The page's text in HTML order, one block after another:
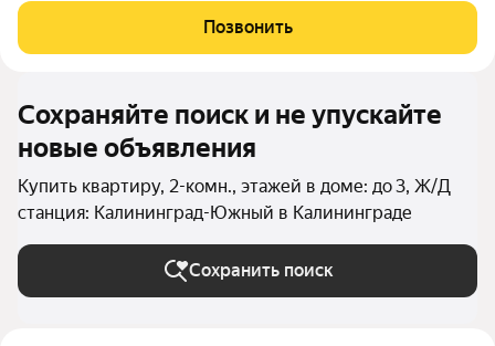
современно? Эта квартира отличный вариант: в ней бережно
сохранена
Позвонить
Сохраняйте поиск и не упускайте
новые объявления
Купить квартиру, 2-комн., этажей в доме: до 3, Ж/Д
станция: Калининград-Южный в Калининграде
Сохранить поиск